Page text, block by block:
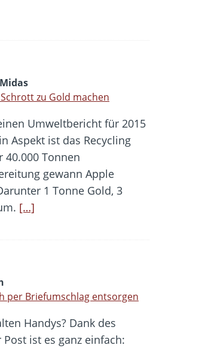
zu Gold machen
Umweltbericht für 2015
Aspekt ist das Recycling
40.000 Tonnen
gewann Apple
1 Tonne Gold, 3
[…]
per Briefumschlag entsorgen
Handys? Dank des
Post ist es ganz einfach: